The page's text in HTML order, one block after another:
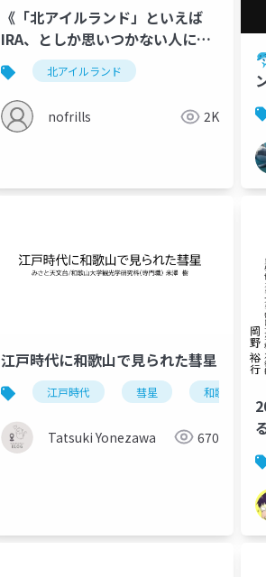
《「北アイルランド」といえば
IRA、としか思いつかない人にも
わかる》明瞭＆簡潔! 北アイルラ
ンドの基本解説
北アイルランド
nofrills 2K
江戸時代に和歌山で見られた彗星
江戸時代 彗星 和歌山
Tatsuki Yonezawa 670